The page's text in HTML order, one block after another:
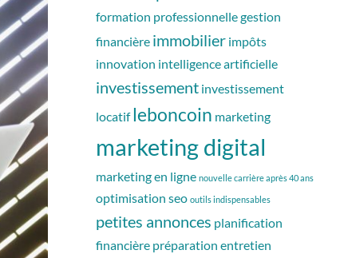
formation professionnellegestion
financière immobilier impôts
innovation intelligence artificielle
investissement investissement
locatif leboncoin marketing
marketing digital
marketing en ligne nouvelle carrière après 40 ans
optimisation seo outils indispensables
petites annonces planification
financière préparation entretien